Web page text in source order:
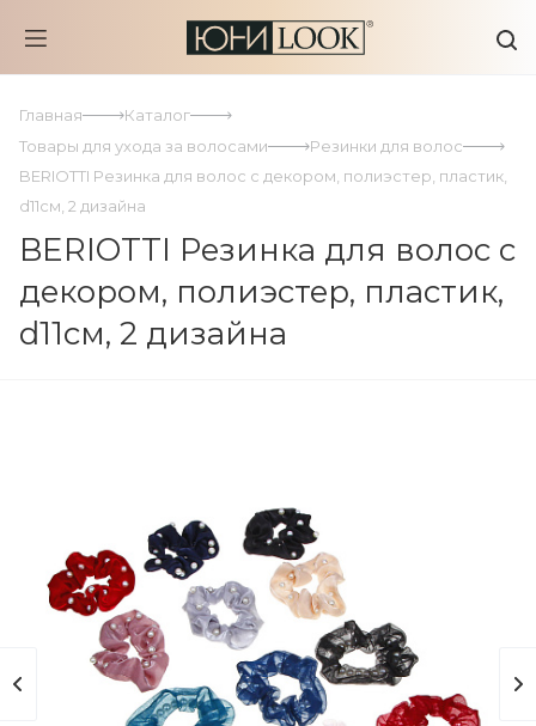
Главная
Каталог
Товары для ухода за волосами
Резинки для волос
BERIOTTI Резинка для волос с декором, полиэстер, пластик,
d11см, 2 дизайна
BERIOTTI Резинка для волос с
декором, полиэстер, пластик,
d11см, 2 дизайна